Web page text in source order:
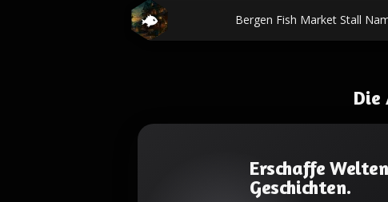
Bergen Fish Market Stall
Die
Erschaffe
Geschichten.